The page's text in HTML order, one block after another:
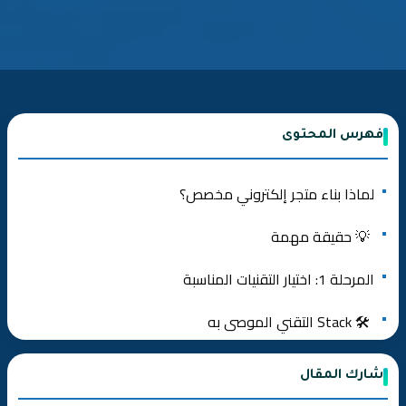
فهرس المحتوى
لماذا بناء متجر إلكتروني مخصص؟
💡 حقيقة مهمة
المرحلة 1: اختيار التقنيات المناسبة
🛠️ Stack التقني الموصى به
Frontend (الواجهة الأمامية):
شارك المقال